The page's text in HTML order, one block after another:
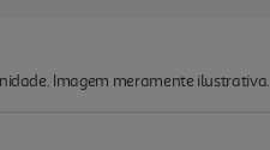
Imagem meramente ilustrativa.